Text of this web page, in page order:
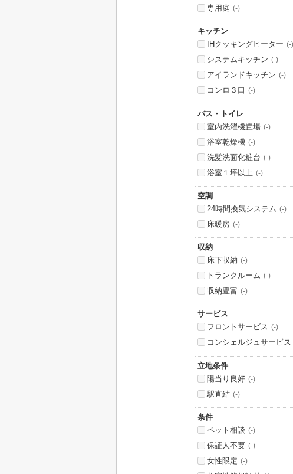
専用庭 (-)
キッチン
IHクッキングヒーター (-)
システムキッチン (-)
アイランドキッチン (-)
コンロ３口 (-)
バス・トイレ
室内洗濯機置場 (-)
浴室乾燥機 (-)
洗髪洗面化粧台 (-)
浴室１坪以上 (-)
空調
24時間換気システム (-)
床暖房 (-)
収納
床下収納 (-)
トランクルーム (-)
収納豊富 (-)
サービス
フロントサービス (-)
コンシェルジュサービス
立地条件
陽当り良好 (-)
駅直結 (-)
条件
ペット相談 (-)
保証人不要 (-)
女性限定 (-)